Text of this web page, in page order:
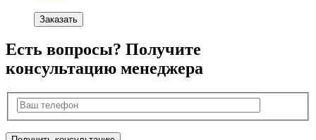
Заказать
Есть вопросы? Получите
консультацию менеджера